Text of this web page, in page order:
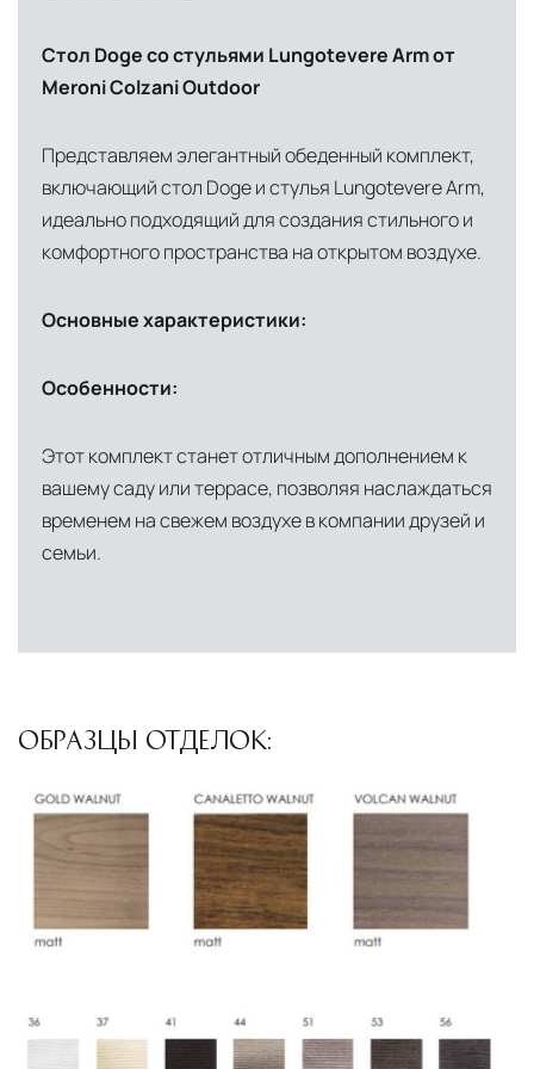
инфраструктуры позволяет сократить сроки
доставки и обеспечить полный контроль над
Глобальная сеть распределительных
центров
Помимо Москвы, мы располагаем
логистическими узлами в ключевых
Ближнего Востока и Азии
Средиземноморского региона
Лондон, Великобритания—
логистический хаб для европейского рынка
Условия доставки по Москве и Московской
Для клиентов Москвы и МО предусмотрены
следующие услуги:
Доставка до адреса— транспортировка
товара от нашего склада непосредственно к
Профессиональная выгрузка
—
квалифицированные грузчики
Стол Doge со стульями Lungotevere Arm от
Meroni Colzani Outdoor
Представляем элегантный обеденный комплект,
включающий стол Doge и стулья Lungotevere Arm,
идеально подходящий для создания стильного и
комфортного пространства на открытом воздухе.
Основные характеристики:
Особенности:
Этот комплект станет отличным дополнением к
вашему саду или террасе, позволяя наслаждаться
временем на свежем воздухе в компании друзей и
семьи.
ОБРАЗЦЫ ОТДЕЛОК: